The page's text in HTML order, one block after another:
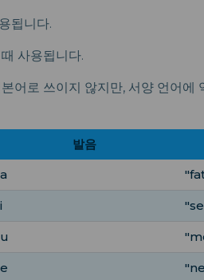
됩니다.
사용됩니다.
어로 쓰이지 않지만, 서양 언어에
발음
a
i
u
e